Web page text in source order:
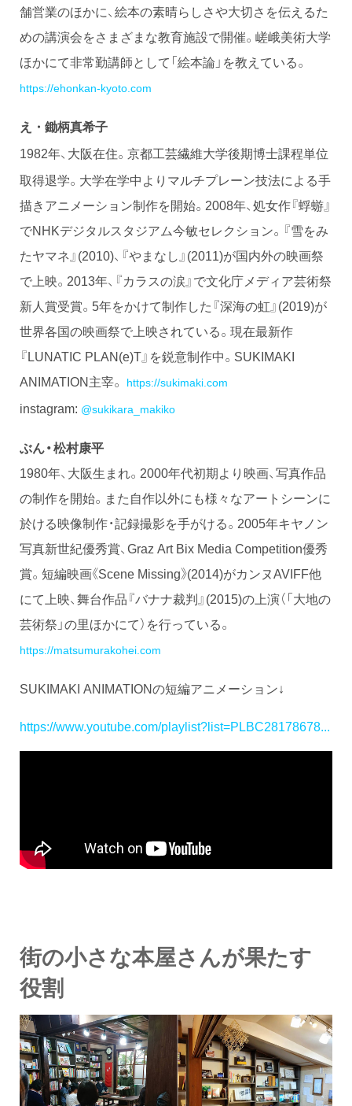
舗営業のほかに、絵本の素晴らしさや大切さを伝えるた
めの講演会をさまざまな教育施設で開催。嵯峨美術大学
ほかにて非常勤講師として「絵本論」を教えている。
https://ehonkan-kyoto.com
え・鋤柄真希子
1982年、大阪在住。京都工芸繊維大学後期博士課程単位
取得退学。大学在学中よりマルチプレーン技法による手
描きアニメーション制作を開始。2008年、処女作『蜉蝣』
でNHKデジタルスタジアム今敏セレクション。『雪をみ
たヤマネ』(2010)、『やまなし』(2011)が国内外の映画祭
で上映。2013年、『カラスの涙』で文化庁メディア芸術祭
新人賞受賞。5年をかけて制作した『深海の虹』(2019)が
世界各国の映画祭で上映されている。現在最新作
『LUNATIC PLAN(e)T』を鋭意制作中。SUKIMAKI
ANIMATION主宰。
https://sukimaki.com
instagram: @sukikara_makiko
ぶん・松村康平
1980年、大阪生まれ。2000年代初期より映画、写真作品
の制作を開始。また自作以外にも様々なアートシーンに
於ける映像制作・記録撮影を手がける。2005年キヤノン
写真新世紀優秀賞、Graz Art Bix Media Competition優秀
賞。短編映画《Scene Missing》(2014)がカンヌAVIFF他
にて上映、舞台作品『バナナ裁判』(2015)の上演（「大地の
芸術祭」の里ほかにて）を行っている。
https://matsumurakohei.com
SUKIMAKI ANIMATIONの短編アニメーション↓
https://www.youtube.com/playlist?list=PLBC28178678...
街の小さな本屋さんが果たす
役割